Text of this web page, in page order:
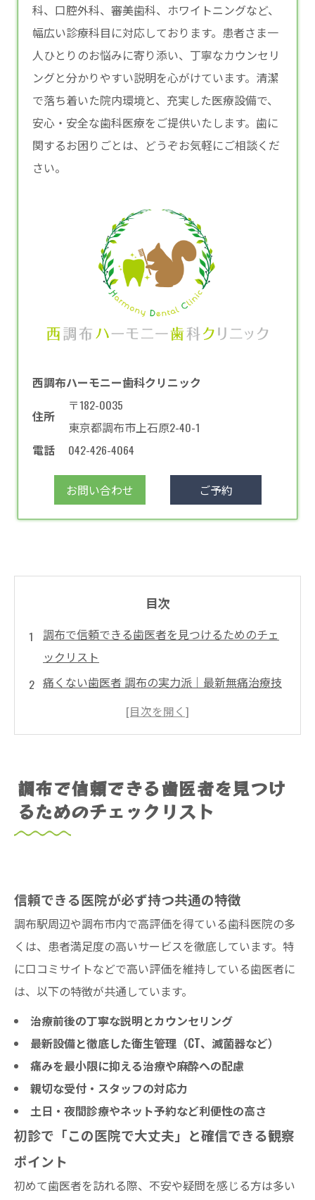
科、口腔外科、審美歯科、ホワイトニングなど、
幅広い診療科目に対応しております。患者さま一
人ひとりのお悩みに寄り添い、丁寧なカウンセリ
ングと分かりやすい説明を心がけています。清潔
で落ち着いた院内環境と、充実した医療設備で、
安心・安全な歯科医療をご提供いたします。歯に
関するお困りごとは、どうぞお気軽にご相談くだ
さい。
西調布ハーモニー歯科クリニック
住所
〒182-0035
東京都調布市上石原2-40-1
電話
042-426-4064
お問い合わせ ご予約
目次
調布で信頼できる歯医者を見つけるためのチェ
ックリスト
痛くない歯医者 調布の実力派｜最新無痛治療技
子供 歯医者 調布完全ガイド｜親子で安心の小児
調布歯医者の料金相場完全公開｜虫歯～矯正の
リアル費用目安
調布の歯医者について
調布について
医院概要
関連エリア
対応地域
調布で信頼できる歯医者を見つけ
るためのチェックリスト
信頼できる医院が必ず持つ共通の特徴
調布駅周辺や調布市内で高評価を得ている歯科医院の多
くは、患者満足度の高いサービスを徹底しています。特
に口コミサイトなどで高い評価を維持している歯医者に
は、以下の特徴が共通しています。
治療前後の丁寧な説明とカウンセリング
最新設備と徹底した衛生管理（CT、滅菌器など）
痛みを最小限に抑える治療や麻酔への配慮
親切な受付・スタッフの対応力
土日・夜間診療やネット予約など利便性の高さ
初診で「この医院で大丈夫」と確信できる観察
ポイント
初めて歯医者を訪れる際、不安や疑問を感じる方は多い